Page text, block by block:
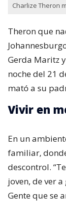
Charlize Theron
Theron que
Gerda Maritz​
noche del 21
mató a su
Vivir en
En un
familiar,
descontrol.
joven, de ver
Gente que se